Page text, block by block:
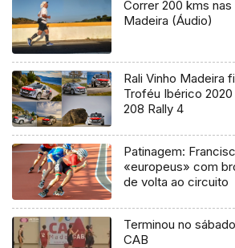
Correr 200 kms
Madeira (Áudio)
Rali Vinho Madeira
Troféu Ibérico
208 Rally 4
Patinagem:
«europeus» com
de volta ao circuito
Terminou no
CAB